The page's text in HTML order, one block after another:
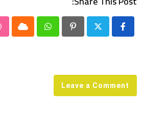
Pinterest
Whatsapp
Cloud
Leave a Comment